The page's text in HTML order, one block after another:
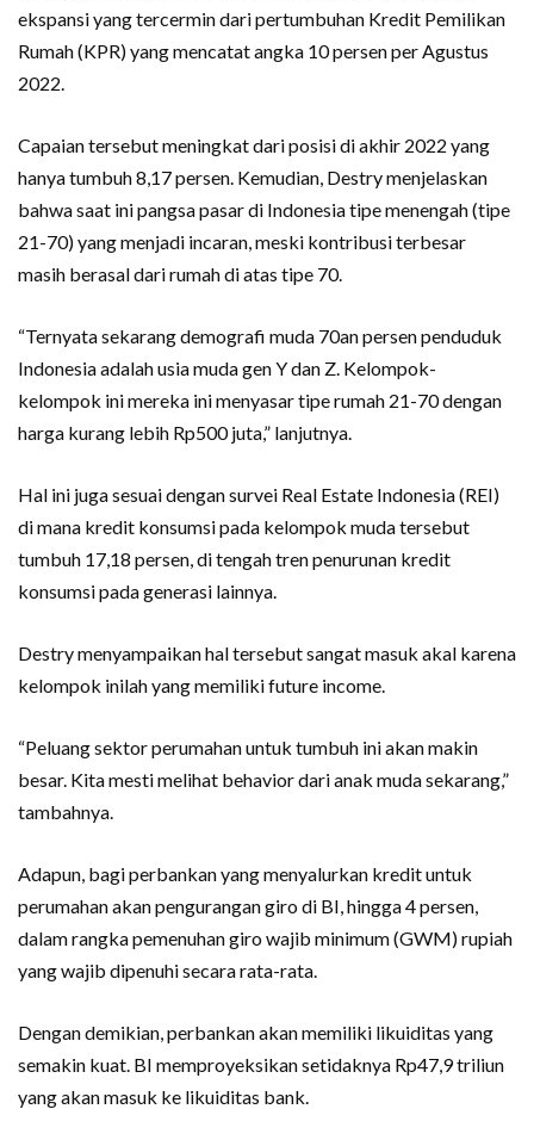
ekspansi yang tercermin dari pertumbuhan Kredit Pemilikan
Rumah (KPR) yang mencatat angka 10 persen per Agustus
2022.
Capaian tersebut meningkat dari posisi di akhir 2022 yang
hanya tumbuh 8,17 persen. Kemudian, Destry menjelaskan
bahwa saat ini pangsa pasar di Indonesia tipe menengah (tipe
21-70) yang menjadi incaran, meski kontribusi terbesar
masih berasal dari rumah di atas tipe 70.
“Ternyata sekarang demografi muda 70an persen penduduk
Indonesia adalah usia muda gen Y dan Z. Kelompok-
kelompok ini mereka ini menyasar tipe rumah 21-70 dengan
harga kurang lebih Rp500 juta,” lanjutnya.
Hal ini juga sesuai dengan survei Real Estate Indonesia (REI)
di mana kredit konsumsi pada kelompok muda tersebut
tumbuh 17,18 persen, di tengah tren penurunan kredit
konsumsi pada generasi lainnya.
Destry menyampaikan hal tersebut sangat masuk akal karena
kelompok inilah yang memiliki future income.
“Peluang sektor perumahan untuk tumbuh ini akan makin
besar. Kita mesti melihat behavior dari anak muda sekarang,”
tambahnya.
Adapun, bagi perbankan yang menyalurkan kredit untuk
perumahan akan pengurangan giro di BI, hingga 4 persen,
dalam rangka pemenuhan giro wajib minimum (GWM) rupiah
yang wajib dipenuhi secara rata-rata.
Dengan demikian, perbankan akan memiliki likuiditas yang
semakin kuat. BI memproyeksikan setidaknya Rp47,9 triliun
yang akan masuk ke likuiditas bank.